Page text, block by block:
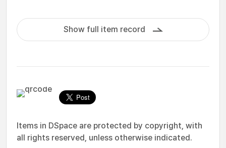
Show full item record
Items in DSpace are protected by copyright, with
all rights reserved, unless otherwise indicated.